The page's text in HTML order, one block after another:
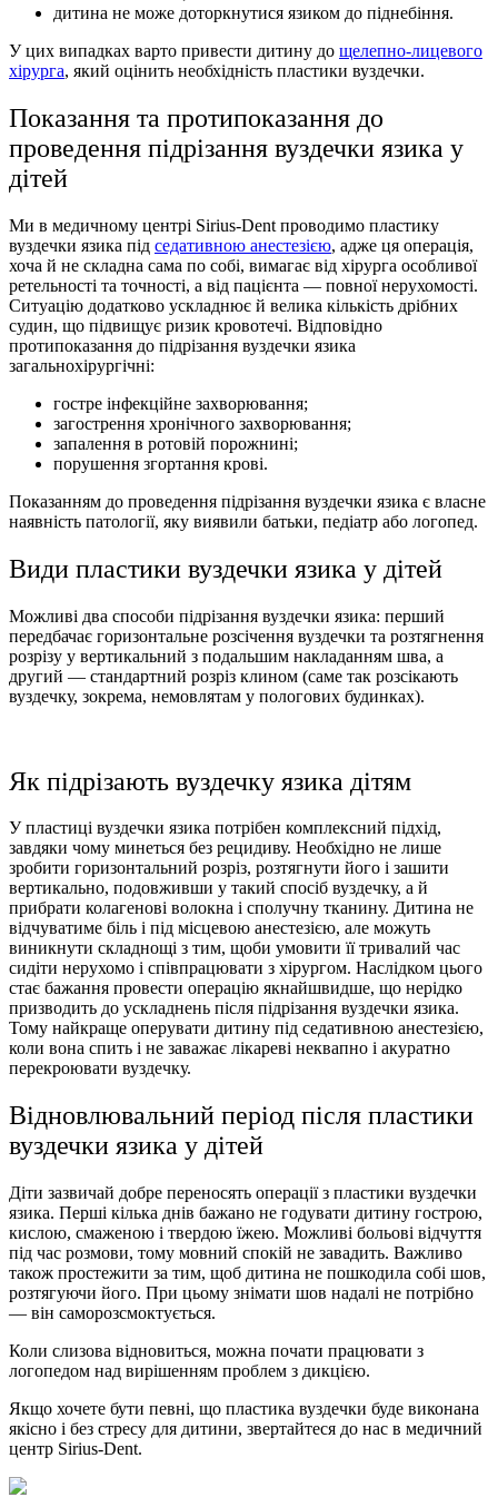
дитина не може доторкнутися язиком до піднебіння.
У цих випадках варто привести дитину до щелепно-лицевого
хірурга, який оцінить необхідність пластики вуздечки.
Показання та протипоказання до
проведення підрізання вуздечки язика у
дітей
Ми в медичному центрі Sirius-Dent проводимо пластику
вуздечки язика під седативною анестезією, адже ця операція,
хоча й не складна сама по собі, вимагає від хірурга особливої
ретельності та точності, а від пацієнта — повної нерухомості.
Ситуацію додатково ускладнює й велика кількість дрібних
судин, що підвищує ризик кровотечі. Відповідно
протипоказання до підрізання вуздечки язика
загальнохірургічні:
гостре інфекційне захворювання;
загострення хронічного захворювання;
запалення в ротовій порожнині;
порушення згортання крові.
Показанням до проведення підрізання вуздечки язика є власне
наявність патології, яку виявили батьки, педіатр або логопед.
Види пластики вуздечки язика у дітей
Можливі два способи підрізання вуздечки язика: перший
передбачає горизонтальне розсічення вуздечки та розтягнення
розрізу у вертикальний з подальшим накладанням шва, а
другий — стандартний розріз клином (саме так розсікають
вуздечку, зокрема, немовлятам у пологових будинках).
Як підрізають вуздечку язика дітям
У пластиці вуздечки язика потрібен комплексний підхід,
завдяки чому минеться без рецидиву. Необхідно не лише
зробити горизонтальний розріз, розтягнути його і зашити
вертикально, подовживши у такий спосіб вуздечку, а й
прибрати колагенові волокна і сполучну тканину. Дитина не
відчуватиме біль і під місцевою анестезією, але можуть
виникнути складнощі з тим, щоби умовити її тривалий час
сидіти нерухомо і співпрацювати з хірургом. Наслідком цього
стає бажання провести операцію якнайшвидше, що нерідко
призводить до ускладнень після підрізання вуздечки язика.
Тому найкраще оперувати дитину під седативною анестезією,
коли вона спить і не заважає лікареві неквапно і акуратно
перекроювати вуздечку.
Відновлювальний період після пластики
вуздечки язика у дітей
Діти зазвичай добре переносять операції з пластики вуздечки
язика. Перші кілька днів бажано не годувати дитину гострою,
кислою, смаженою і твердою їжею. Можливі больові відчуття
під час розмови, тому мовний спокій не завадить. Важливо
також простежити за тим, щоб дитина не пошкодила собі шов,
розтягуючи його. При цьому знімати шов надалі не потрібно
— він саморозсмоктується.
Коли слизова відновиться, можна почати працювати з
логопедом над вирішенням проблем з дикцією.
Якщо хочете бути певні, що пластика вуздечки буде виконана
якісно і без стресу для дитини, звертайтеся до нас в медичний
центр Sirius-Dent.